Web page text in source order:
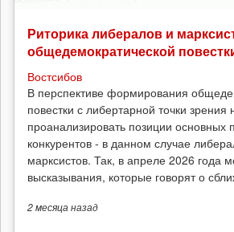
Риторика либералов и
общедемократической
Востсибов
В перспективе формирования
повестки с либертарной точки зрения
проанализировать позиции основных
конкурентов - в данном случае
марксистов. Так, в апреле 2026 года
высказывания, которые говорят о
2 месяцаназад